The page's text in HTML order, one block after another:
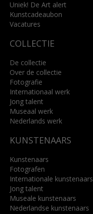
Lees meer
Uniek! De Art alert
Kunstcadeaubon
Vacatures
COLLECTIE
De collectie
Over de collectie
Fotografie
Internationaal werk
Jong talent
Museaal werk
Nederlands werk
KUNSTENAARS
Kunstenaars
Fotografen
Internationale kunstenaars
Jong talent
Museale kunstenaars
Nederlandse kunstenaars